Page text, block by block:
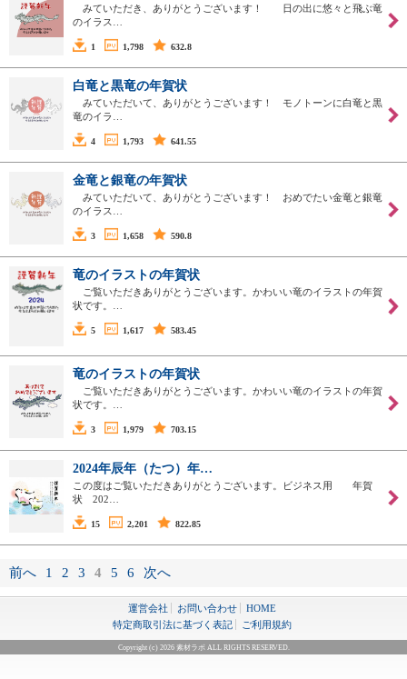
みていただき、ありがとうございます！ 日の出に悠々と飛ぶ竜
のイラス…
1 1,798 632.8
白竜と黒竜の年賀状
みていただいて、ありがとうございます！ モノトーンに白竜と黒
竜のイラ…
4 1,793 641.55
金竜と銀竜の年賀状
みていただいて、ありがとうございます！ おめでたい金竜と銀竜
のイラス…
3 1,658 590.8
竜のイラストの年賀状
ご覧いただきありがとうございます。かわいい竜のイラストの年賀
状です。…
5 1,617 583.45
竜のイラストの年賀状
ご覧いただきありがとうございます。かわいい竜のイラストの年賀
状です。…
3 1,979 703.15
2024年辰年（たつ）年…
この度はご覧いただきありがとうございます。ビジネス用 年賀
状 202…
15 2,201 822.85
前へ 1 2 3 4 5 6 次へ
運営会社 お問い合わせ
HOME
特定商取引法に基づく表記
ご利用規約
Copyright (c) 2026 素材ラボ ALL RIGHTS RESERVED.